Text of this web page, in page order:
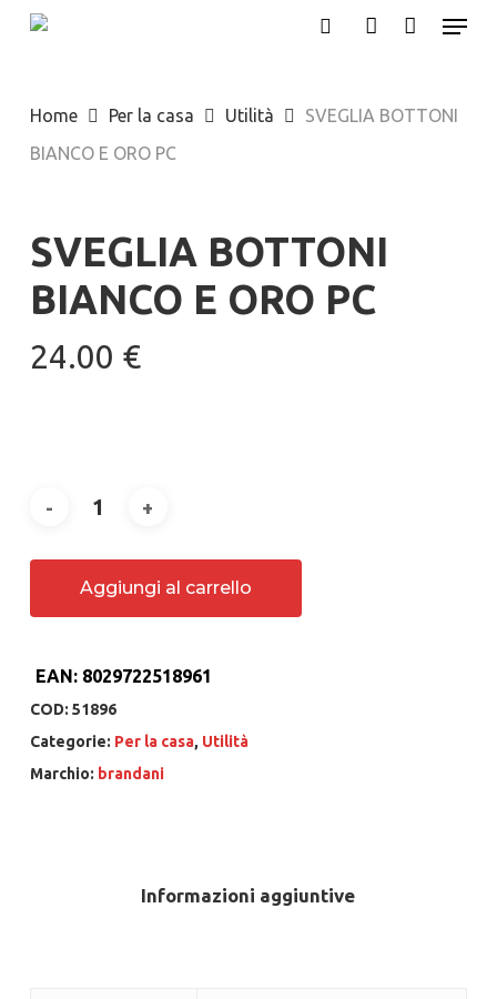
Skip
content
Menu
Home Per la casa Utilità
SVEGLIA BOTTONI
BIANCO E ORO PC
SVEGLIA BOTTONI
BIANCO E ORO PC
24.00 €
Aggiungi al carrello
EAN: 8029722518961
COD: 51896
Categorie: Per la casa, Utilità
Marchio: brandani
Informazioni aggiuntive